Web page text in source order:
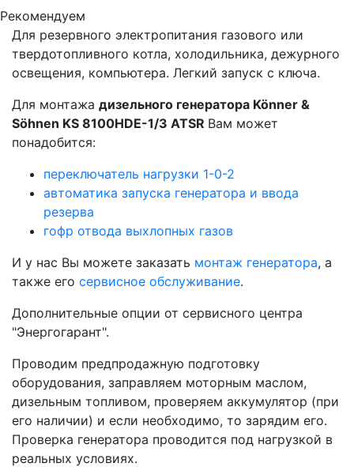
Рекомендуем
Для резервного электропитания газового или
твердотопливного котла, холодильника, дежурного
освещения, компьютера. Легкий запуск с ключа.
Для монтажа дизельного генератора Könner &
Söhnen KS 8100HDE-1/3 ATSR Вам может
понадобится:
переключатель нагрузки 1-0-2
автоматика запуска генератора и ввода
резерва
гофр отвода выхлопных газов
И у нас Вы можете заказать монтаж генератора, а
также его сервисное обслуживание.
Дополнительные опции от сервисного центра
"Энергогарант".
Проводим предпродажную подготовку
оборудования, заправляем моторным маслом,
дизельным топливом, проверяем аккумулятор (при
его наличии) и если необходимо, то зарядим его.
Проверка генератора проводится под нагрузкой в
реальных условиях.